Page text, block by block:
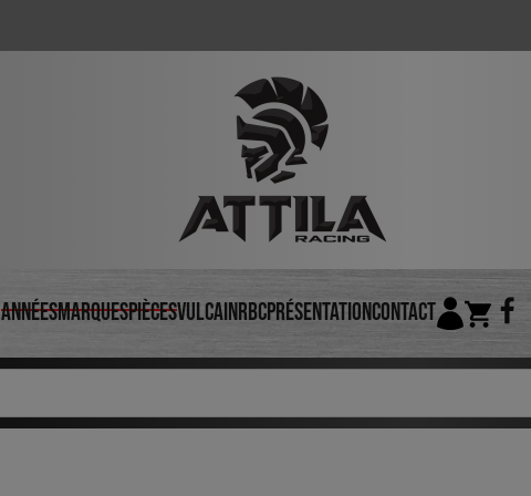
AnnéesMarquesPiècesVULCAINRBCPrésentationContact